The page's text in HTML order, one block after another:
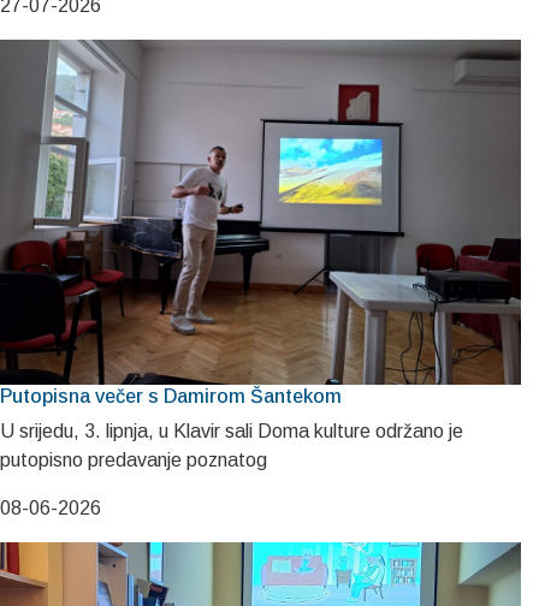
27-07-2026
Putopisna večer s Damirom Šantekom
U srijedu, 3. lipnja, u Klavir sali Doma kulture održano je
putopisno predavanje poznatog
08-06-2026